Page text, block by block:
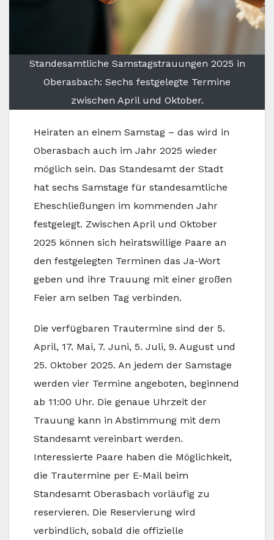
Standesamtliche Samstagstrauungen 2025 in
Oberasbach: Sechs festgelegte Termine
zwischen April und Oktober.
Heiraten an einem Samstag – das wird in
Oberasbach auch im Jahr 2025 wieder
möglich sein. Das Standesamt der Stadt
hat sechs Samstage für standesamtliche
Eheschließungen im kommenden Jahr
festgelegt. Zwischen April und Oktober
2025 können sich heiratswillige Paare an
den festgelegten Terminen das Ja-Wort
geben und ihre Trauung mit einer großen
Feier am selben Tag verbinden.
Die verfügbaren Trautermine sind der 5.
April, 17. Mai, 7. Juni, 5. Juli, 9. August und
25. Oktober 2025. An jedem der Samstage
werden vier Termine angeboten, beginnend
ab 11:00 Uhr. Die genaue Uhrzeit der
Trauung kann in Abstimmung mit dem
Standesamt vereinbart werden.
Interessierte Paare haben die Möglichkeit,
die Trautermine per E-Mail beim
Standesamt Oberasbach vorläufig zu
reservieren. Die Reservierung wird
verbindlich, sobald die offizielle